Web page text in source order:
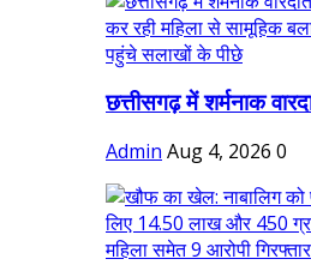
छत्तीसगढ़ में शर्मनाक
Admin Aug 4, 2026 0